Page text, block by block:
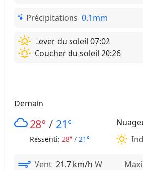
Précipitations 0.1mm
Lever du soleil 07:02
Coucher du soleil 20:26
Demain
28° / 21°
Ressenti: 28° / 21°
Vent 21.7 km/h W